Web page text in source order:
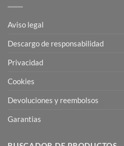
Aviso legal
Descargo de responsabilidad
Privacidad
Cookies
Devoluciones y reembolsos
Garantias